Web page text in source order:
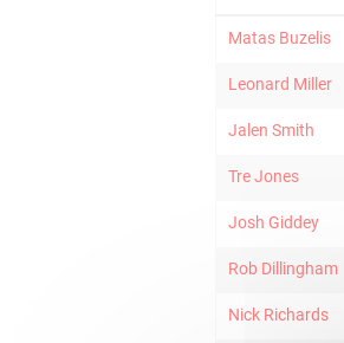
Matas Buzelis
Leonard Miller
Jalen Smith
Tre Jones
Josh Giddey
Rob Dillingham
Nick Richards